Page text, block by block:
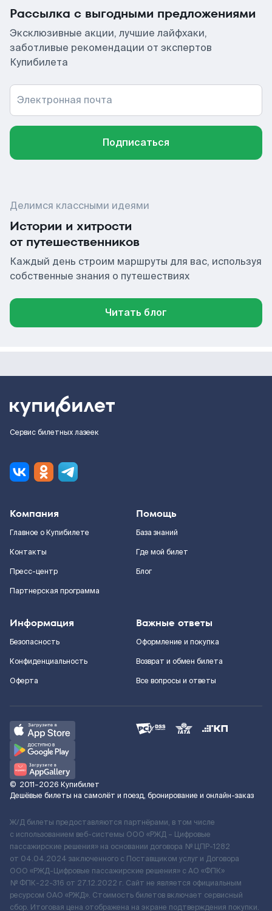
Рассылка с выгодными предложениями
Эксклюзивные акции, лучшие лайфхаки,
заботливые рекомендации от экспертов
Купибилета
Электронная почта
Подписаться
Делимся классными идеями
Истории и хитрости
от путешественников
Каждый день строим маршруты для вас, используя
собственные знания о путешествиях
Читать блог
Сервис билетных лазеек
Компания
Главное о Купибилете
Контакты
Пресс-центр
Партнерская программа
Помощь
База знаний
Где мой билет
Блог
Информация
Безопасность
Конфиденциальность
Оферта
Важные ответы
Оформление и покупка
Возврат и обмен билета
Все вопросы и ответы
© 2011–2026 Купибилет
Дешёвые билеты на самолёт и поезд, бронирование и онлайн-заказ
Ж/Д билеты предоставляются партнёрами, в том числе
с использованием веб-системы ООО «РЖД – Цифровые
пассажирские решения» на основании договора № ЦПР-1282
от 04.04.2024 заключенного с Поставщиком услуг и Договора
ООО «РЖД-Цифровые пассажирские решения» c АО «ФПК»
№ ФПК-22-316 от 27.12.2022 г. Сайт не является официальным
ресурсом ОАО «РЖД». Стоимость билетов включает сервисный
сбор. Итоговая цена отображена на экране подтверждения покупки.